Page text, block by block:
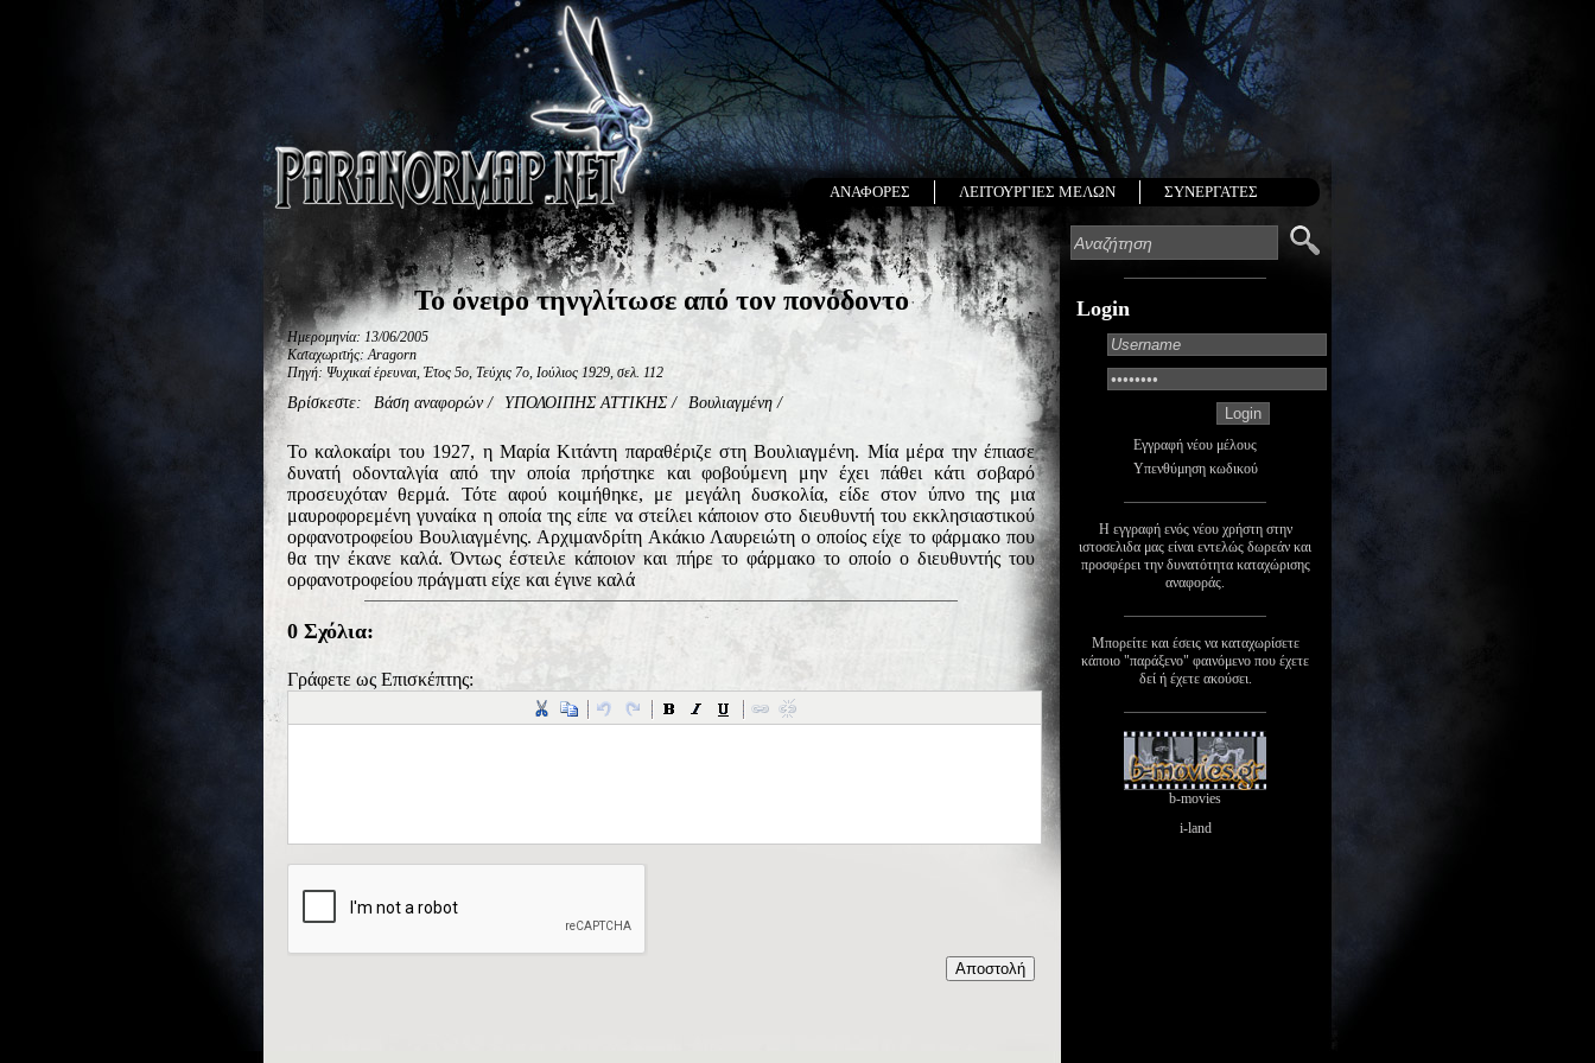
ΑΝΑΦΟΡΕΣ ΛΕΙΤΟΥΡΓΙΕΣ ΜΕΛΩΝ ΣΥΝΕΡΓΑΤΕΣ
Το όνειρο τηνγλίτωσε από τον πονόδοντο
Ημερομηνία: 13/06/2005
Καταχωριτής: Aragorn
Πηγή: Ψυχικαί έρευναι, Έτος 5ο, Τεύχις 7ο, Ιούλιος 1929, σελ. 112
Βρίσκεστε: Βάση αναφορών/ ΥΠΟΛΟΙΠΗΣ ΑΤΤΙΚΗΣ / Βουλιαγμένη /
Το καλοκαίρι του 1927, η Μαρία Κιτάντη παραθέριζε στη Βουλιαγμένη. Μία μέρα την έπιασε
δυνατή οδονταλγία από την οποία πρήστηκε και φοβούμενη μην έχει πάθει κάτι σοβαρό
προσευχόταν θερμά. Τότε αφού κοιμήθηκε, με μεγάλη δυσκολία, είδε στον ύπνο της μια
μαυροφορεμένη γυναίκα η οποία της είπε να στείλει κάποιον στο διευθυντή του εκκλησιαστικού
ορφανοτροφείου Βουλιαγμένης. Αρχιμανδρίτη Ακάκιο Λαυρειώτη ο οποίος είχε το φάρμακο που
θα την έκανε καλά. Όντως έστειλε κάποιον και πήρε το φάρμακο το οποίο ο διευθυντής του
ορφανοτροφείου πράγματι είχε και έγινε καλά
0 Σχόλια:
Γράφετε ως Επισκέπτης:
Login
Εγγραφή νέου μέλους
Υπενθύμηση κωδικού
Η εγγραφή ενός νέου χρήστη στην
ιστοσελιδα μας είναι εντελώς δωρεάν και
προσφέρει την δυνατότητα καταχώρισης
αναφοράς.
Μπορείτε και έσεις να καταχωρίσετε
κάποιο "παράξενο" φαινόμενο που έχετε
δεί ή έχετε ακούσει.
b-movies
i-land